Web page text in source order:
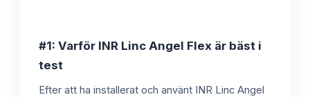
#1: Varför INR Linc Angel Flex är bäst i
test
Efter att ha installerat och använt INR Linc Angel